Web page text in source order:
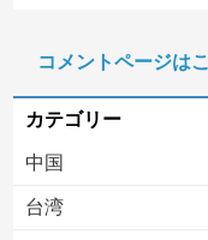
被災者で湧き水が
コメントページは
カテゴリー
中国
台湾